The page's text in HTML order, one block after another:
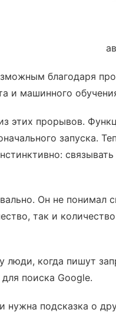
благодаря
и машинного
этих прорывов.
запуска.
Он не понимал
так и
люди, когда пишут
поиска Google.
нужна подсказка о